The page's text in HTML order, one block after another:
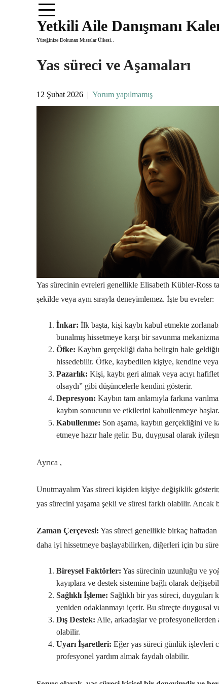
Yetkili Aile Danışmanı
Yüreğinize Dokunan Mısralar Ülkesi..
Yas süreci ve Aşamaları
12 Şubat 2026 | Yorum yapılmamış
Yas sürecinin evreleri genellikle Elisabeth Kübler-Ross
şekilde veya aynı sırayla deneyimlemez. İşte bu evreler:
İnkar: İlk başta, kişi kaybı kabul etmekte
bunalmış hissetmeye karşı bir savunma
Öfke: Kaybın gerçekliği daha belirgin hale
hissedebilir. Öfke, kaybedilen kişiye, kendine
Pazarlık: Kişi, kaybı geri almak veya acıyı
olsaydı” gibi düşüncelerle kendini gösterir.
Depresyon: Kaybın tam anlamıyla farkına
kaybın sonucunu ve etkilerini kabullenmeye başlar.
Kabullenme: Son aşama, kaybın gerçekliğini ve
etmeye hazır hale gelir. Bu, duygusal olarak
Ayrıca ,
Unutmayalım Yas süreci kişiden kişiye değişiklik
yas sürecini yaşama şekli ve süresi farklı olabilir. Ancak
Zaman Çerçevesi: Yas süreci genellikle birkaç
daha iyi hissetmeye başlayabilirken, diğerleri için bu
Bireysel Faktörler: Yas sürecinin uzunluğu ve
kayıplara ve destek sistemine bağlı olarak
Sağlıklı İşleme: Sağlıklı bir yas süreci,
yeniden odaklanmayı içerir. Bu süreçte duygusal
Dış Destek: Aile, arkadaşlar ve profesyonellerden
olabilir.
Uyarı İşaretleri: Eğer yas süreci günlük işlevleri
profesyonel yardım almak faydalı olabilir.